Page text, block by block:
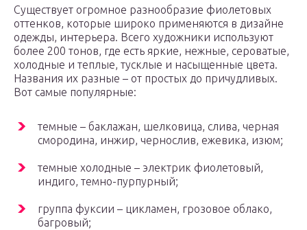
Существует огромное разнообразие фиолетовых
оттенков, которые широко применяются в дизайне
одежды, интерьера. Всего художники используют
более 200 тонов, где есть яркие, нежные, сероватые,
холодные и теплые, тусклые и насыщенные цвета.
Названия их разные – от простых до причудливых.
Вот самые популярные:
темные – баклажан, шелковица, слива, черная
смородина, инжир, чернослив, ежевика, изюм;
темные холодные – электрик фиолетовый,
индиго, темно-пурпурный;
группа фуксии – цикламен, грозовое облако,
багровый;